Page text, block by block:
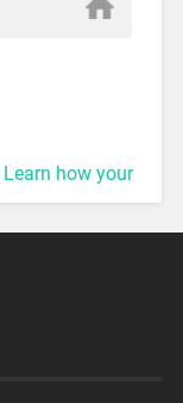
Learn how your